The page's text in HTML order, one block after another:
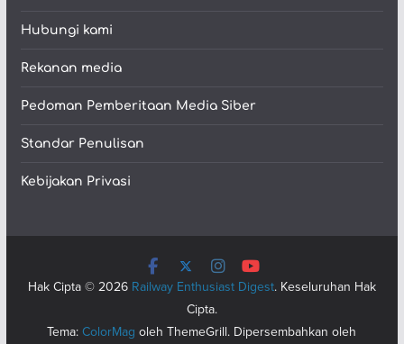
Hubungi kami
Rekanan media
Pedoman Pemberitaan Media Siber
Standar Penulisan
Kebijakan Privasi
Hak Cipta © 2026 Railway Enthusiast Digest. Keseluruhan Hak
Cipta.
Tema:ColorMag oleh ThemeGrill. Dipersembahkan oleh